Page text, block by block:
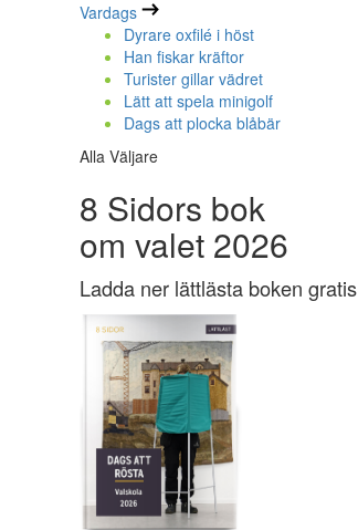
Vardags
Dyrare oxfilé i höst
Han fiskar kräftor
Turister gillar vädret
Lätt att spela minigolf
Dags att plocka blåbär
Alla Väljare
8 Sidors bok
om valet 2026
Ladda ner lättlästa boken gratis